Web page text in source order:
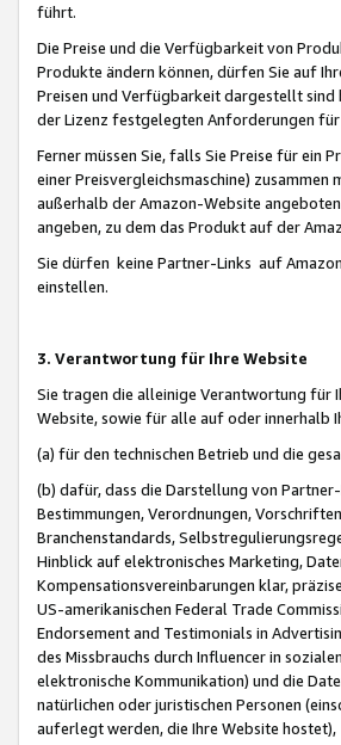
führt.
Die Preise und die Verfügbarkeit von
Produkte ändern können, dürfen Sie auf
Preisen und Verfügbarkeit dargestellt sind
der Lizenz festgelegten Anforderungen für
Ferner müssen Sie, falls Sie Preise für ein
einer Preisvergleichsmaschine)
außerhalb der Amazon-Website
angeben, zu dem das Produkt auf der
Sie dürfen keine Partner-Links auf
einstellen.
3. Verantwortung für Ihre Website
Sie tragen die alleinige Verantwortung für
Website, sowie für alle auf oder innerhalb
(a) für den technischen Betrieb und die
(b) dafür, dass die Darstellung von
Bestimmungen, Verordnungen,
Branchenstandards,
Hinblick auf elektronisches Marketing,
Kompensationsvereinbarungen klar,
US-amerikanischen Federal Trade
Endorsement and Testimonials in
des Missbrauchs durch Influencer in
elektronische Kommunikation) und die
natürlichen oder juristischen Personen
auferlegt werden, die Ihre Website hostet),